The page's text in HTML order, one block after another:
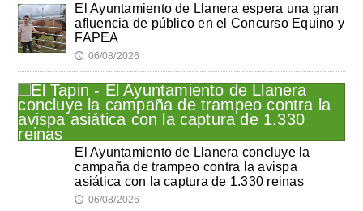
El Ayuntamiento de Llanera espera una gran
afluencia de público en el Concurso Equino y
FAPEA
🕔 06/08/2026
El Ayuntamiento de Llanera concluye la
campaña de trampeo contra la avispa
asiática con la captura de 1.330 reinas
🕔 06/08/2026